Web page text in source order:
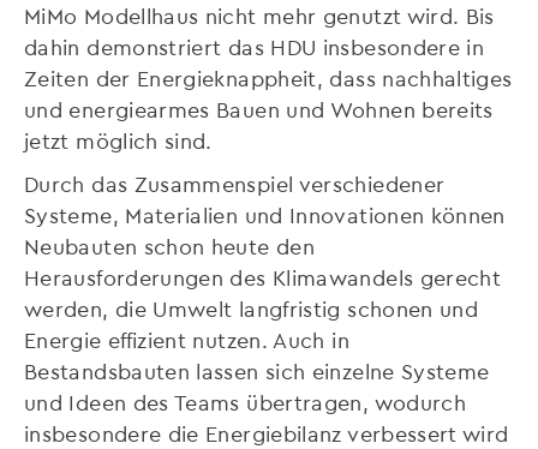
MiMo Modellhaus nicht mehr genutzt wird. Bis
dahin demonstriert das HDU insbesondere in
Zeiten der Energieknappheit, dass nachhaltiges
und energiearmes Bauen und Wohnen bereits
jetzt möglich sind.
Durch das Zusammenspiel verschiedener
Systeme, Materialien und Innovationen können
Neubauten schon heute den
Herausforderungen des Klimawandels gerecht
werden, die Umwelt langfristig schonen und
Energie effizient nutzen. Auch in
Bestandsbauten lassen sich einzelne Systeme
und Ideen des Teams übertragen, wodurch
insbesondere die Energiebilanz verbessert wird